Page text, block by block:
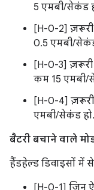
5 एमबी/सेकंड
[H-0-2]
0.5 एमबी/
[H-0-3]
कम 15 एमबी/
[H-0-4]
एमबी/सेकंड हो.
बैटरी बचाने वाले
हैंडहेल्ड डिवाइसों में
[H-0-1] जिन